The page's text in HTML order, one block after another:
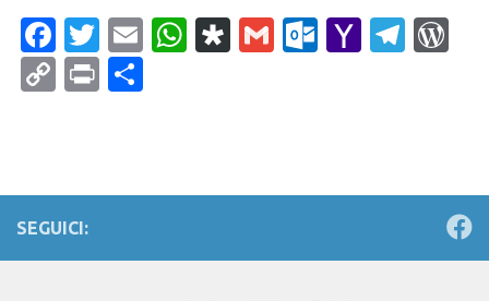
Facebook
Twitter
EmailWhatsApp
Diaspora
Gmail Yahoo
CopyPrint
SEGUICI: